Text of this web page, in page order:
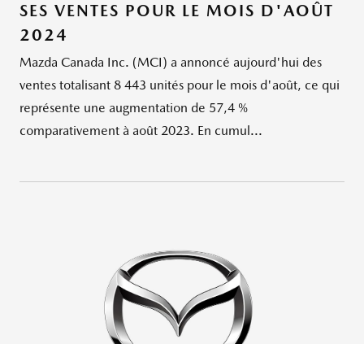
SES VENTES POUR LE MOIS D'AOÛT
2024
Mazda Canada Inc. (MCI) a annoncé aujourd'hui des
ventes totalisant 8 443 unités pour le mois d'août, ce qui
représente une augmentation de 57,4 %
comparativement à août 2023. En cumul...